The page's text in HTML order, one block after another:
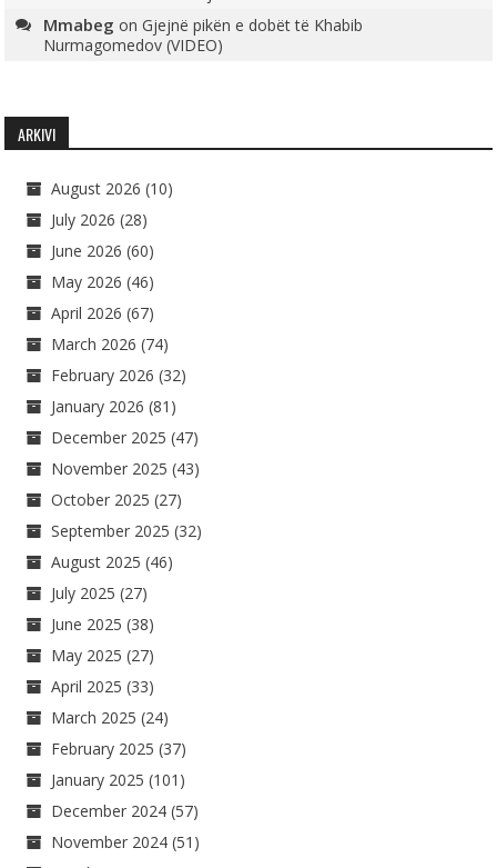
Mmabeg onGjejnë pikën e dobët të Khabib
Nurmagomedov (VIDEO)
ARKIVI
August 2026 (10)
July 2026 (28)
June 2026 (60)
May 2026 (46)
April 2026 (67)
March 2026 (74)
February 2026 (32)
January 2026 (81)
December 2025 (47)
November 2025 (43)
October 2025 (27)
September 2025 (32)
August 2025 (46)
July 2025 (27)
June 2025 (38)
May 2025 (27)
April 2025 (33)
March 2025 (24)
February 2025 (37)
January 2025 (101)
December 2024 (57)
November 2024 (51)